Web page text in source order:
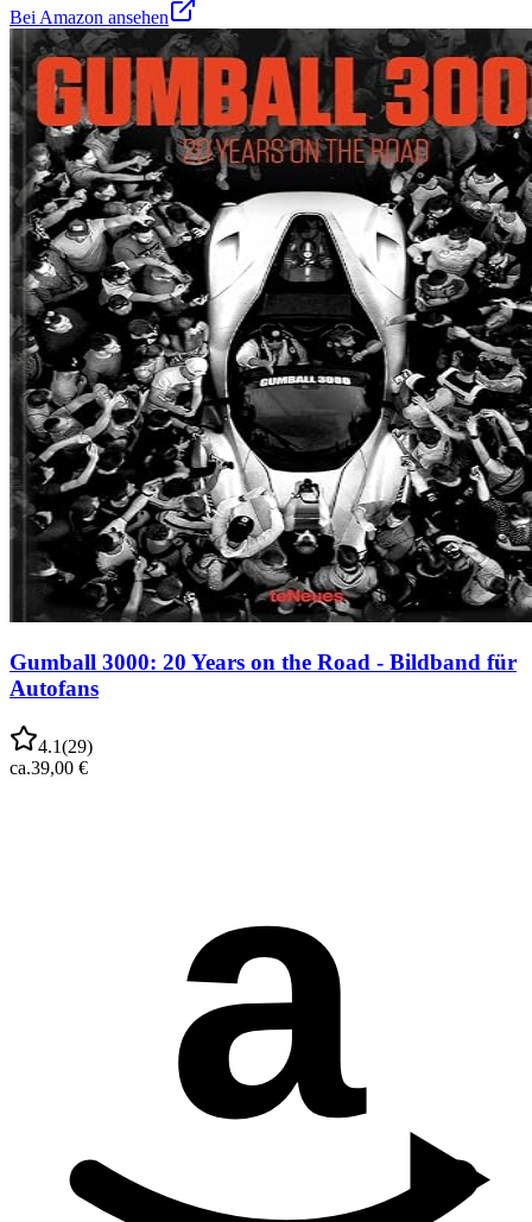
Bei Amazon ansehen
Gumball 3000: 20 Years on the Road - Bildband für
Autofans
4.1(29)
ca.39,00 €
a